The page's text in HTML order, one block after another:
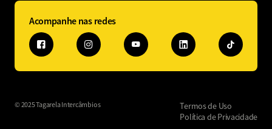
Acompanhe nas redes
© 2025 Tagarela Intercâmbios
Termos de Uso
Política de Privacidade